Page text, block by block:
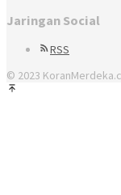
Jaringan Social
RSS
© 2023